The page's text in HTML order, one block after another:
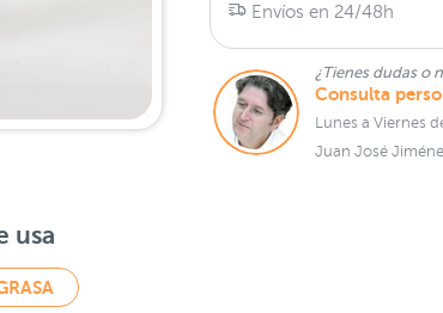
Envíos en 24/48h
¿Tienes dudas o
Consulta
Lunes a Viernes
Juan José
usa